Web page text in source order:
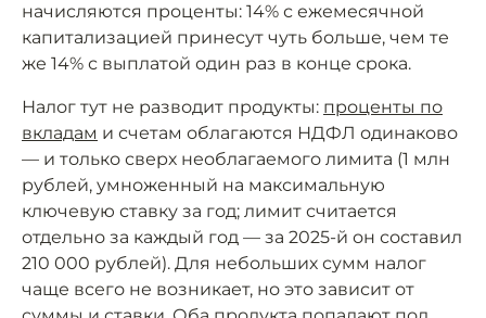
начисляются проценты: 14% с ежемесячной
капитализацией принесут чуть больше, чем те
же 14% с выплатой один раз в конце срока.
Налог тут не разводит продукты: проценты по
вкладам и счетам облагаются НДФЛ одинаково
— и только сверх необлагаемого лимита (1 млн
рублей, умноженный на максимальную
ключевую ставку за год; лимит считается
отдельно за каждый год — за 2025-й он составил
210 000 рублей). Для небольших сумм налог
чаще всего не возникает, но это зависит от